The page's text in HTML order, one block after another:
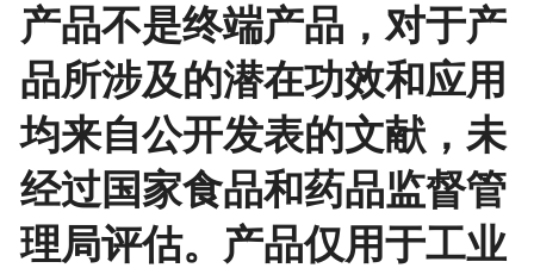
产品不是终端产品，对于产
品所涉及的潜在功效和应用
均来自公开发表的文献，未
经过国家食品和药品监督管
理局评估。产品仅用于工业